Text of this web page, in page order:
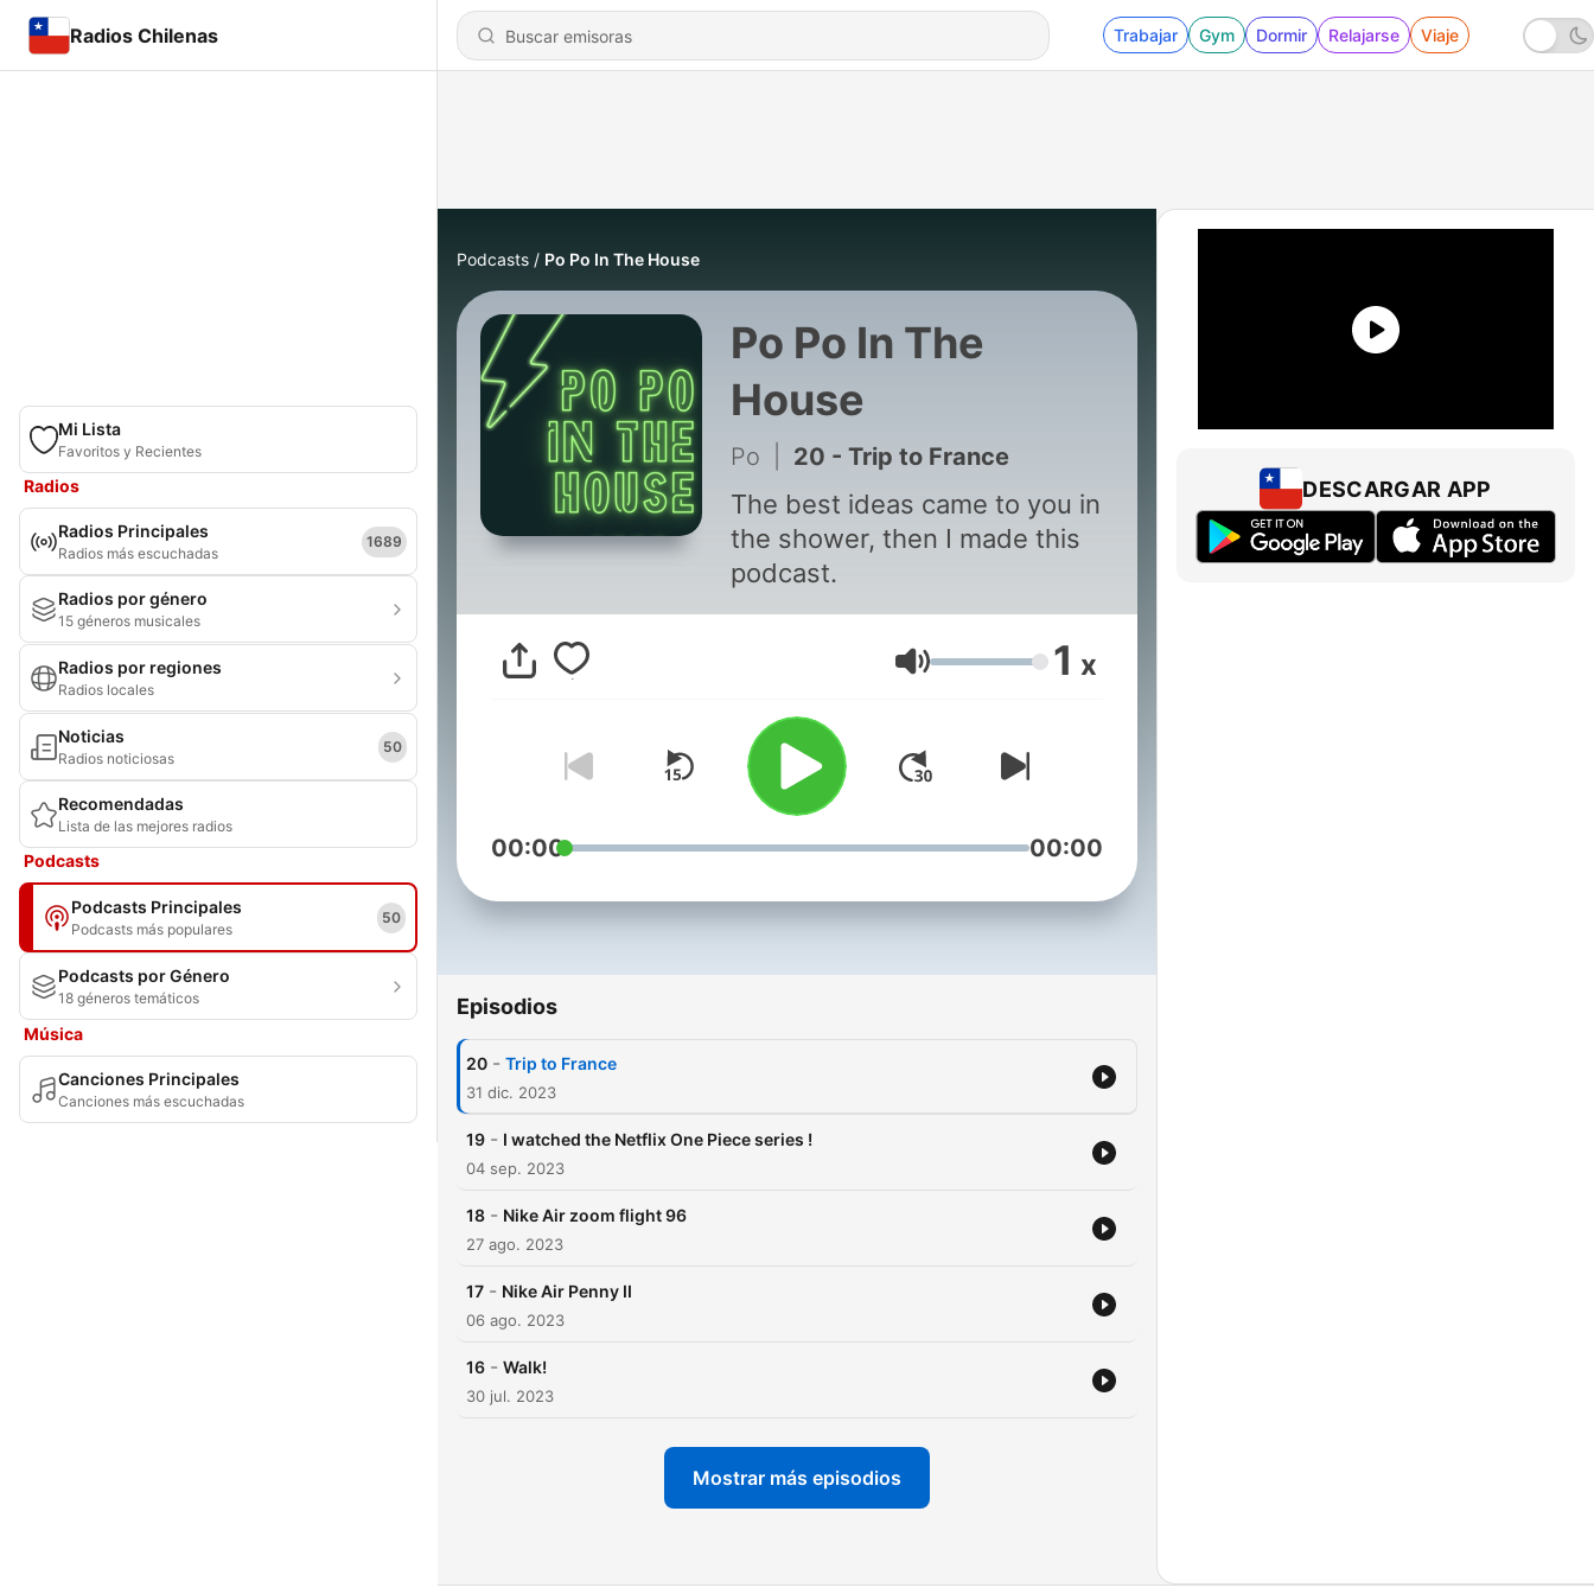
Radios Chilenas Trabajar Gym Dormir Relajarse Viaje
Mi Lista
Favoritos y Recientes
Radios
Radios Principales
Radios más escuchadas
1689
Radios por género
15 géneros musicales
Radios por regiones
Radios locales
Noticias
Radios noticiosas
50
Recomendadas
Lista de las mejores radios
Podcasts
Podcasts Principales
Podcasts más populares
50
Podcasts por Género
18 géneros temáticos
Música
Canciones Principales
Canciones más escuchadas
Podcasts Po Po In The House
Po Po In The
House
Po 20 - Trip to France
The best ideas came to you in
the shower, then I made this
podcast.
Volumen 1 x
00:00 00:00
Episodios
20 - Trip to France
31 dic. 2023
19 - I watched the Netflix One Piece series !
04 sep. 2023
18 - Nike Air zoom flight 96
27 ago. 2023
17 - Nike Air Penny II
06 ago. 2023
16 - Walk!
30 jul. 2023
Mostrar más episodios
DESCARGAR APP